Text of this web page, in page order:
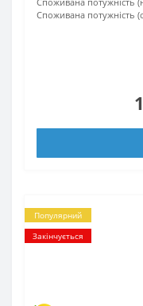
Споживана потужність
Популярний
Закінчується